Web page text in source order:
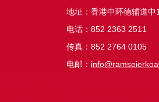
地址：香港中环德辅道
电话：852 2363 2511
传真：852 2764 0105
电邮：